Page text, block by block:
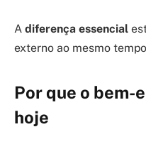
A diferença essencial
externo ao mesmo
Por que o bem-
hoje